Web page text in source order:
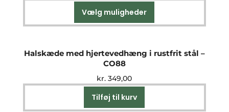
Vælg muligheder
vare
varianter.
kan
Halskæde med hjertevedhæng i rustfrit stål –
CO88
kr. 349,00
Tilføj til kurv